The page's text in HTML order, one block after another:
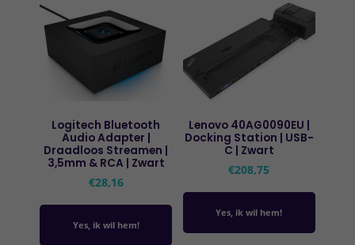
Logitech Bluetooth
Audio Adapter |
Draadloos Streamen |
3,5mm & RCA | Zwart
€28,16
Yes, ik wil hem!
Lenovo 40AG0090EU |
Docking Station | USB-
C | Zwart
€208,75
Yes, ik wil hem!